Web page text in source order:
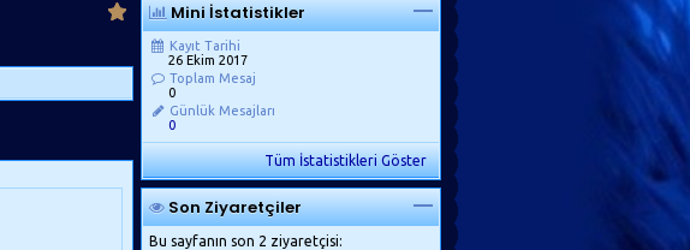
Mini İstatistikler
Kayıt Tarihi
26 Ekim 2017
Toplam Mesaj
0
Günlük Mesajları
0
Tüm İstatistikleri Göster
Son Ziyaretçiler
Bu sayfanın son 2 ziyaretçisi: